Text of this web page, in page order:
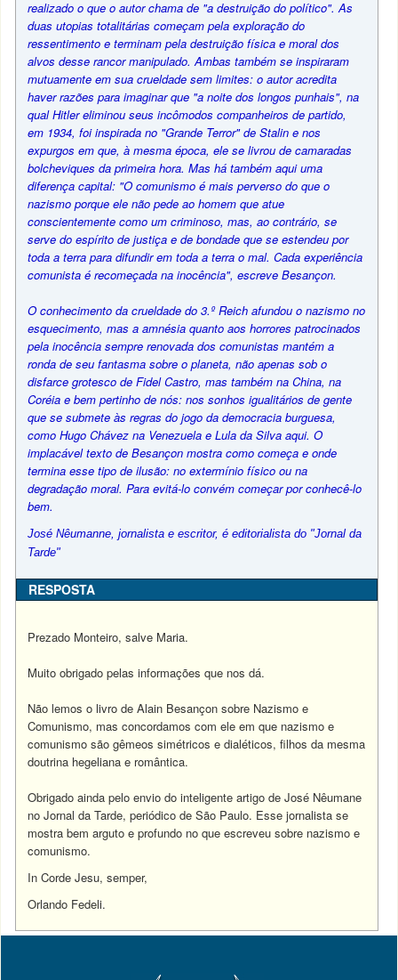
realizado o que o autor chama de "a destruição do político". As
duas utopias totalitárias começam pela exploração do
ressentimento e terminam pela destruição física e moral dos
alvos desse rancor manipulado. Ambas também se inspiraram
mutuamente em sua crueldade sem limites: o autor acredita
haver razões para imaginar que "a noite dos longos punhais", na
qual Hitler eliminou seus incômodos companheiros de partido,
em 1934, foi inspirada no "Grande Terror" de Stalin e nos
expurgos em que, à mesma época, ele se livrou de camaradas
bolcheviques da primeira hora. Mas há também aqui uma
diferença capital: "O comunismo é mais perverso do que o
nazismo porque ele não pede ao homem que atue
conscientemente como um criminoso, mas, ao contrário, se
serve do espírito de justiça e de bondade que se estendeu por
toda a terra para difundir em toda a terra o mal. Cada experiência
comunista é recomeçada na inocência", escreve Besançon.
O conhecimento da crueldade do 3.º Reich afundou o nazismo no
esquecimento, mas a amnésia quanto aos horrores patrocinados
pela inocência sempre renovada dos comunistas mantém a
ronda de seu fantasma sobre o planeta, não apenas sob o
disfarce grotesco de Fidel Castro, mas também na China, na
Coréia e bem pertinho de nós: nos sonhos igualitários de gente
que se submete às regras do jogo da democracia burguesa,
como Hugo Chávez na Venezuela e Lula da Silva aqui. O
implacável texto de Besançon mostra como começa e onde
termina esse tipo de ilusão: no extermínio físico ou na
degradação moral. Para evitá-lo convém começar por conhecê-lo
bem.
José Nêumanne, jornalista e escritor, é editorialista do "Jornal da
Tarde"
RESPOSTA
Prezado Monteiro, salve Maria.
Muito obrigado pelas informações que nos dá.
Não lemos o livro de Alain Besançon sobre Nazismo e
Comunismo, mas concordamos com ele em que nazismo e
comunismo são gêmeos simétricos e dialéticos, filhos da mesma
doutrina hegeliana e romântica.
Obrigado ainda pelo envio do inteligente artigo de José Nêumane
no Jornal da Tarde, periódico de São Paulo. Esse jornalista se
mostra bem arguto e profundo no que escreveu sobre nazismo e
comunismo.
In Corde Jesu, semper,
Orlando Fedeli.